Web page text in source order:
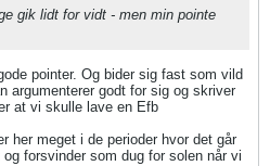
gik lidt for vidt - men min pointe
pointer. Og bider sig fast som vild
argumenterer godt for sig og skriver
at vi skulle lave en Efb
her meget i de perioder hvor det går
forsvinder som dug for solen når vi